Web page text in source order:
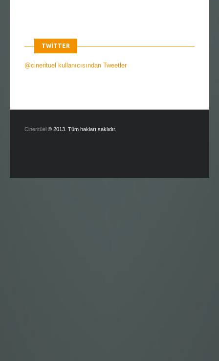
TWITTER
@cinerituel kullanıcısından Tweetler
Cineritüel © 2013. Tüm hakları saklıdır.